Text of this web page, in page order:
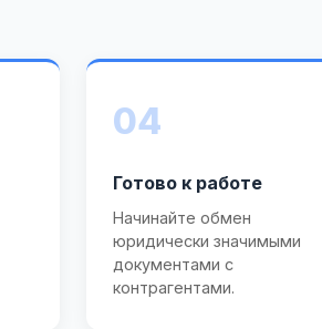
04
Готово к работе
Начинайте обмен
юридически значимыми
документами с
контрагентами.